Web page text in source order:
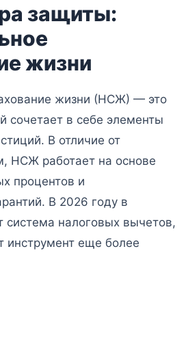
защиты:
жизни
жизни (НСЖ) — это
сочетает в себе элементы
В отличие от
НСЖ работает на основе
процентов и
В 2026 году в
система налоговых вычетов,
инструмент еще более